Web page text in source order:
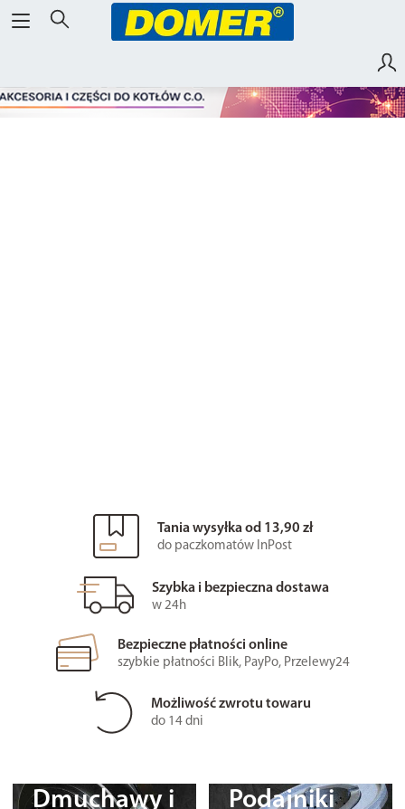
Tania wysyłka od 13,90 zł
do paczkomatów InPost
Szybka i bezpieczna dostawa
w 24h
Bezpieczne płatności online
szybkie płatności Blik, PayPo, Przelewy24
Możliwość zwrotu towaru
do 14 dni
Dmuchawy i
Podajniki